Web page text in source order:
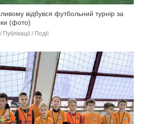
відбувся футбольний турнір за
(фото)
/ Події